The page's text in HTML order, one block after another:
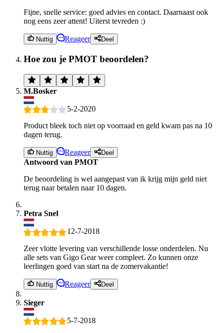
Fijne, snelle service: goed advies en contact. Daarnaast ook
nog eens zeer attent! Uiterst tevreden :)
Nuttig Reageer Deel
Hoe zou je PMOT beoordelen?
M.Bosker
5-2-2020
Product bleek toch niet op voorraad en geld kwam pas na 10
dagen terug.
Nuttig Reageer Deel
Antwoord van PMOT
De beoordeling is wel aangepast van ik krijg mijn geld niet
terug naar betalen naar 10 dagen.
Petra Snel
12-7-2018
Zeer vlotte levering van verschillende losse onderdelen. Nu
alle sets van Gigo Gear weer compleet. Zo kunnen onze
leerlingen goed van start na de zomervakantie!
Nuttig Reageer Deel
Sieger
5-7-2018